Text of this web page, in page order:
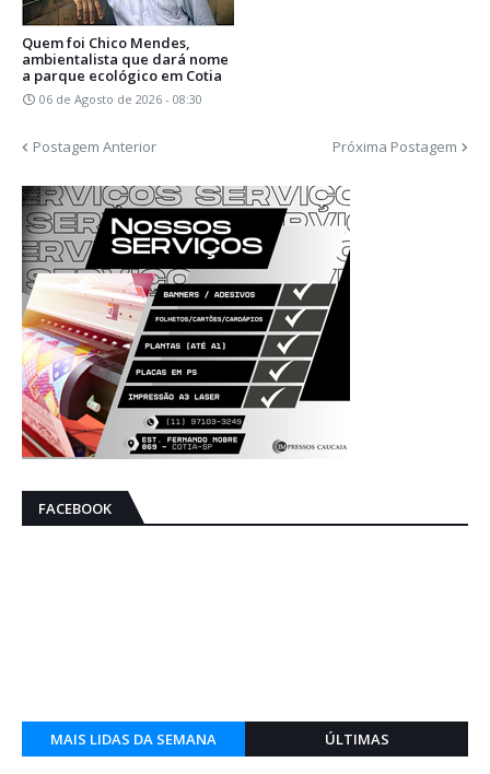
Quem foi Chico Mendes,
ambientalista que dará nome
a parque ecológico em Cotia
06 de Agosto de 2026 - 08:30
Postagem Anterior Próxima Postagem
FACEBOOK
MAIS LIDAS DA SEMANA ÚLTIMAS